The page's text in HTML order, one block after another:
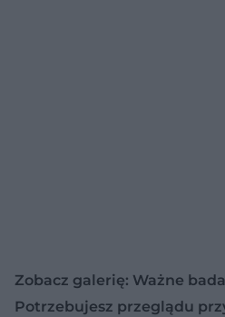
Zobacz galerię: Ważne
Potrzebujesz przeglądu